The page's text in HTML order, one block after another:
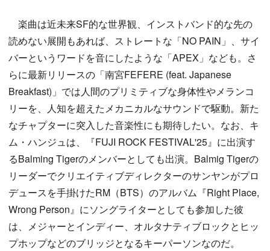
楽曲は近未来SF的な世界観、インストバンド的な先の
読めない展開もあれば、ストレートな「NO PAIN」、サイ
バーというワードを音にしたような「APEX」なども。さ
らに最新リリースの「南宮FEFERE (feat. Japanese
Breakfast)」では人間のプリミティブな身体性やメランコ
リーを、人知を超えたメカニカルなサウンドで駆動。新た
なチャプターに突入した音楽性にも期待したい。なお、キ
ム・ハンジュは、『FUJI ROCK FESTIVAL'25』に出演す
るBalming Tigerのメンバーとしても出演。Balmig Tigerの
リーダーでクリエイティブディレクターのサンヤンがプロ
デュースを手掛けたRM（BTS）のアルバム『Right Place,
Wrong Person』にソングライターとしても参加した彼
は、メジャーとインディー、オルタナティブロックとヒッ
プホップなどのブリッジとなるキーパーソンなのだ。